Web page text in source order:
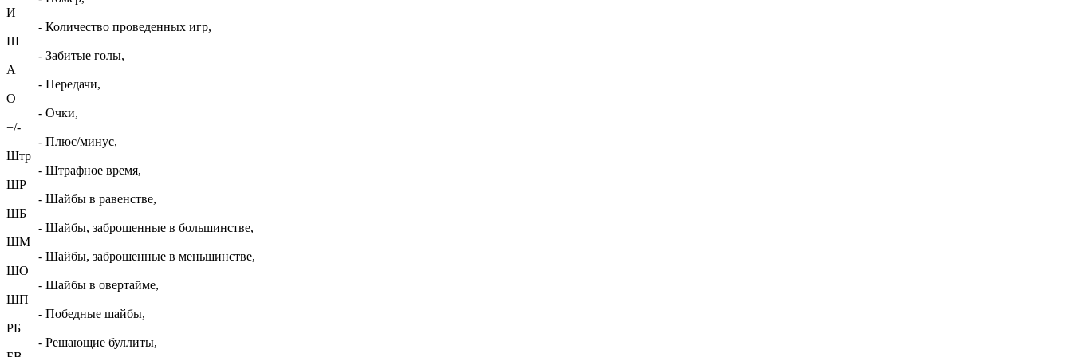
И
- Количество проведенных игр,
Ш
- Забитые голы,
А
- Передачи,
О
- Очки,
+/-
- Плюс/минус,
Штр
- Штрафное время,
ШР
- Шайбы в равенстве,
ШБ
- Шайбы, заброшенные в большинстве,
ШМ
- Шайбы, заброшенные в меньшинстве,
ШО
- Шайбы в овертайме,
ШП
- Победные шайбы,
РБ
- Решающие буллиты,